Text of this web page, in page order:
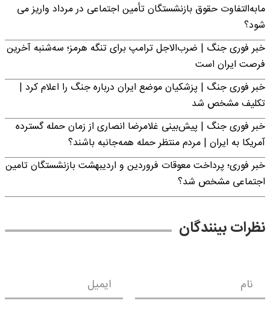
مابه‌التفاوت حقوق بازنشستگان تأمین اجتماعی در مرداد واریز می
شود؟
خبر فوری جنگ | ضرب‌الاجل ترامپ برای تنگه هرمز؛ سه‌شنبه آخرین
فرصت ایران است
خبر فوری جنگ | پزشکیان موضع ایران درباره جنگ را اعلام کرد |
تکلیف مشخص شد
خبر فوری جنگ | پیش‌بینی غلامرضا انصاری از زمان حمله گسترده
آمریکا به ایران | مردم منتظر حمله همه‌جانبه باشند؟
خبر فوری؛ پرداخت معوقات فروردین و اردیبهشت بازنشستگان تامین
اجتماعی مشخص شد؟
نظرات بینندگان
نام ایمیل